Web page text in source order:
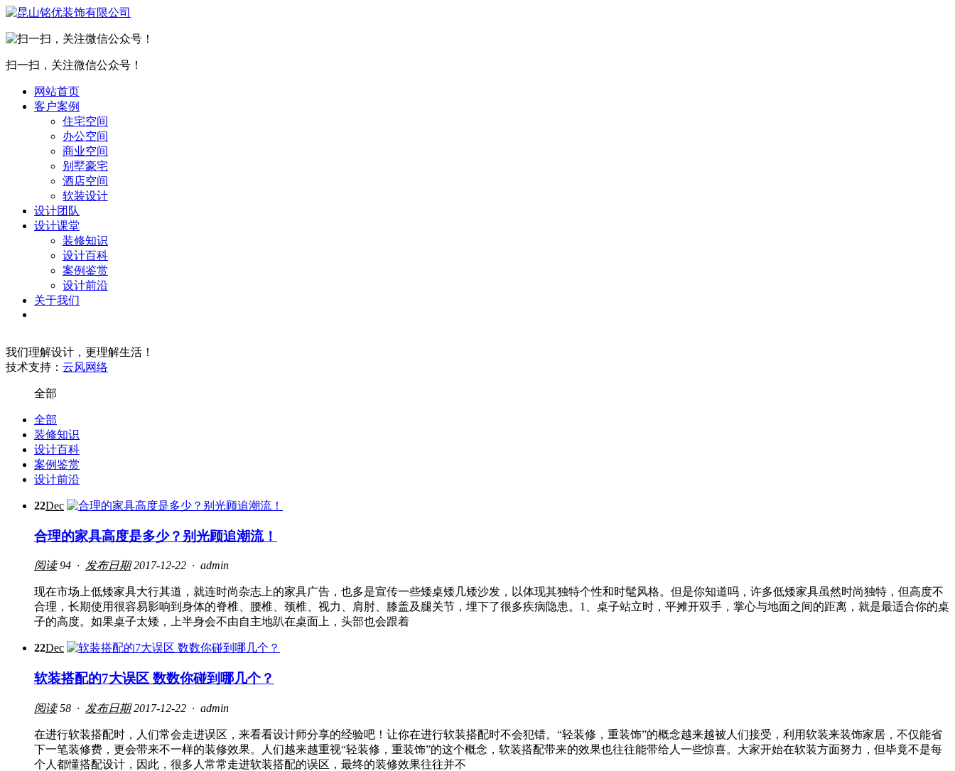
扫一扫，关注微信公众号！
网站首页
客户案例
住宅空间
办公空间
商业空间
别墅豪宅
酒店空间
软装设计
设计团队
设计课堂
装修知识
设计百科
案例鉴赏
设计前沿
关于我们
我们理解设计，更理解生活！
技术支持： 云风网络
全部
全部
装修知识
设计百科
案例鉴赏
设计前沿
22Dec
合理的家具高度是多少？别光顾追潮流！
阅读 94 · 发布日期 2017-12-22 · admin
现在市场上低矮家具大行其道，就连时尚杂志上的家具广告，也多是宣传一些矮桌矮几矮沙发，以体现其独特个性和时髦风格。但是你知道吗，许多低矮家具虽然时尚独特，但高度不
合理，长期使用很容易影响到身体的脊椎、腰椎、颈椎、视力、肩肘、膝盖及腿关节，埋下了很多疾病隐患。1、桌子站立时，平摊开双手，掌心与地面之间的距离，就是最适合你的桌
子的高度。如果桌子太矮，上半身会不由自主地趴在桌面上，头部也会跟着
22Dec
软装搭配的7大误区 数数你碰到哪几个？
阅读 58 · 发布日期 2017-12-22 · admin
在进行软装搭配时，人们常会走进误区，来看看设计师分享的经验吧！让你在进行软装搭配时不会犯错。“轻装修，重装饰”的概念越来越被人们接受，利用软装来装饰家居，不仅能省
下一笔装修费，更会带来不一样的装修效果。人们越来越重视“轻装修，重装饰”的这个概念，软装搭配带来的效果也往往能带给人一些惊喜。大家开始在软装方面努力，但毕竟不是每
个人都懂搭配设计，因此，很多人常常走进软装搭配的误区，最终的装修效果往往并不